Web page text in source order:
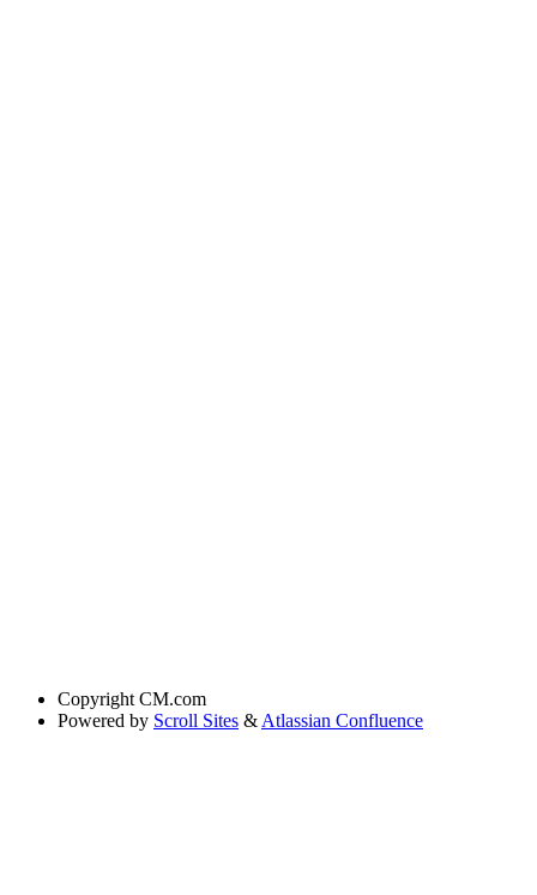
Copyright CM.com
Powered by Scroll Sites & Atlassian Confluence